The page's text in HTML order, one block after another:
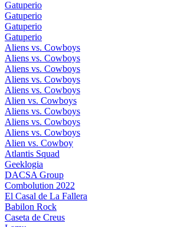
Gatuperio
Gatuperio
Gatuperio
Gatuperio
Aliens vs. Cowboys
Aliens vs. Cowboys
Aliens vs. Cowboys
Aliens vs. Cowboys
Aliens vs. Cowboys
Alien vs. Cowboys
Aliens vs. Cowboys
Aliens vs. Cowboys
Aliens vs. Cowboys
Alien vs. Cowboy
Atlantis Squad
Geeklogia
DACSA Group
Combolution 2022
El Casal de La Fallera
Babilon Rock
Caseta de Creus